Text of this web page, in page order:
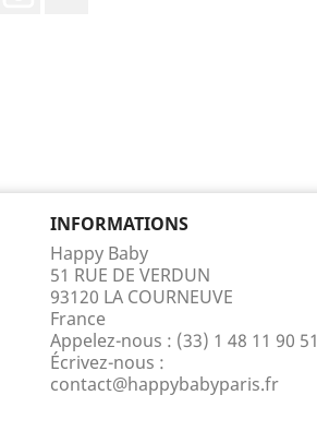
INFORMATIONS
Happy Baby
51 RUE DE VERDUN
93120 LA COURNEUVE
France
Appelez-nous : (33) 1 48 11 90 51
Écrivez-nous :
contact@happybabyparis.fr